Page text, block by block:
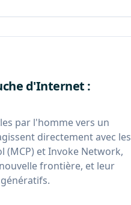
d'Internet :
par l'homme vers un
directement avec les
(MCP) et Invoke Network,
frontière, et leur